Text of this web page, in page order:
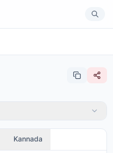
Kannada